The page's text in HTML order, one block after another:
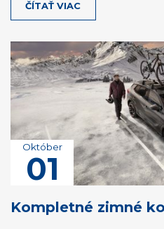
ČÍTAŤ VIAC
Október
01
Kompletné zimné